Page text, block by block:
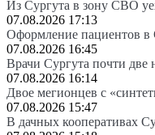
Из Сургута в зону СВО
07.08.2026 17:13
Оформление пациентов в
07.08.2026 16:45
Врачи Сургута почти две
07.08.2026 16:14
Двое мегионцев с
07.08.2026 15:47
В дачных кооперативах